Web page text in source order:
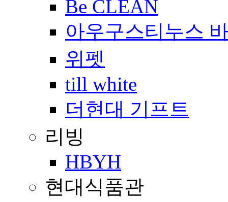
Be CLEAN
아우구스티누스
위펫
till white
더현대 기프트
리빙
HBYH
현대식품관